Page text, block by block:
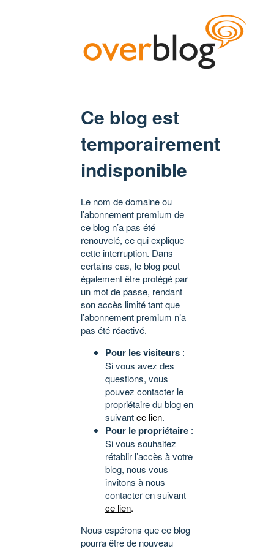
Ce blog est
temporairement
indisponible
Le nom de domaine ou
l’abonnement premium de
ce blog n’a pas été
renouvelé, ce qui explique
cette interruption. Dans
certains cas, le blog peut
également être protégé par
un mot de passe, rendant
son accès limité tant que
l’abonnement premium n’a
pas été réactivé.
Pour les visiteurs :
Si vous avez des
questions, vous
pouvez contacter le
propriétaire du blog en
suivantce lien.
Pour le propriétaire :
Si vous souhaitez
rétablir l’accès à votre
blog, nous vous
invitons à nous
contacter en suivant
ce lien.
Nous espérons que ce blog
pourra être de nouveau